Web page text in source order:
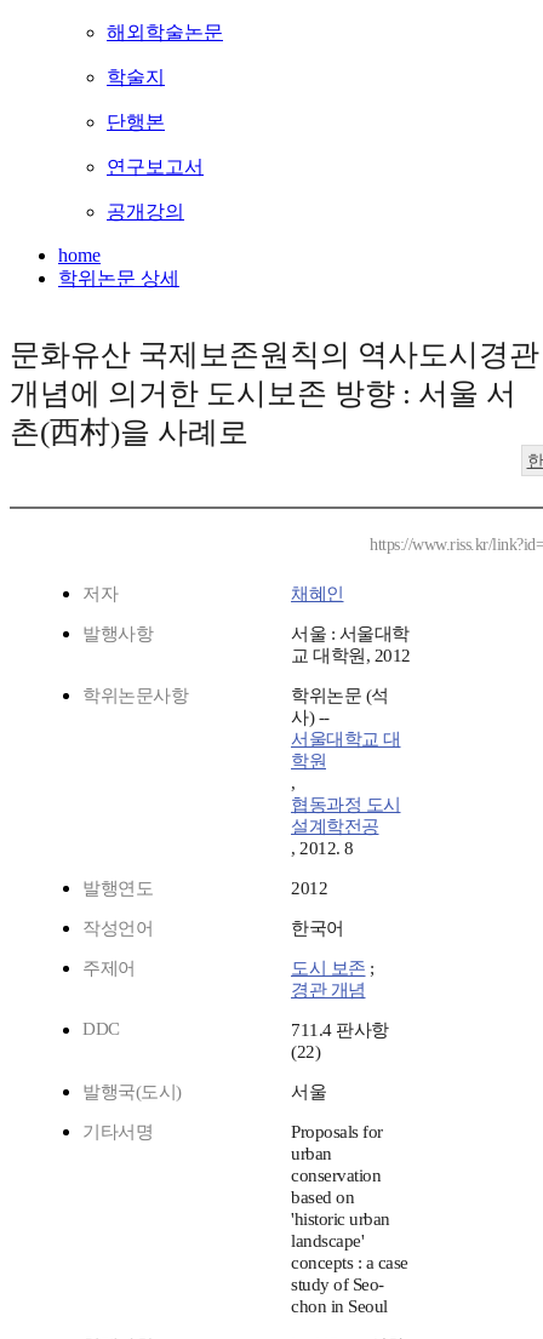
해외학술논문
학술지
단행본
연구보고서
공개강의
home
학위논문 상세
문화유산 국제보존원칙의 역사도시경관
개념에 의거한 도시보존 방향 : 서울 서
촌(西村)을 사례로
https://www.riss.kr/
저자 채혜인
발행사항
서울 : 서울대학
교 대학원, 2012
학위논문사항
학위논문 (석
사) --
서울대학교 대
학원
,
협동과정 도시
설계학전공
, 2012. 8
발행연도 2012
작성언어 한국어
주제어 도시 보존 ;
경관 개념
DDC
711.4 판사항
(22)
발행국(도시) 서울
기타서명
Proposals for
urban
conservation
based on
'historic urban
landscape'
concepts : a case
study of Seo-
chon in Seoul